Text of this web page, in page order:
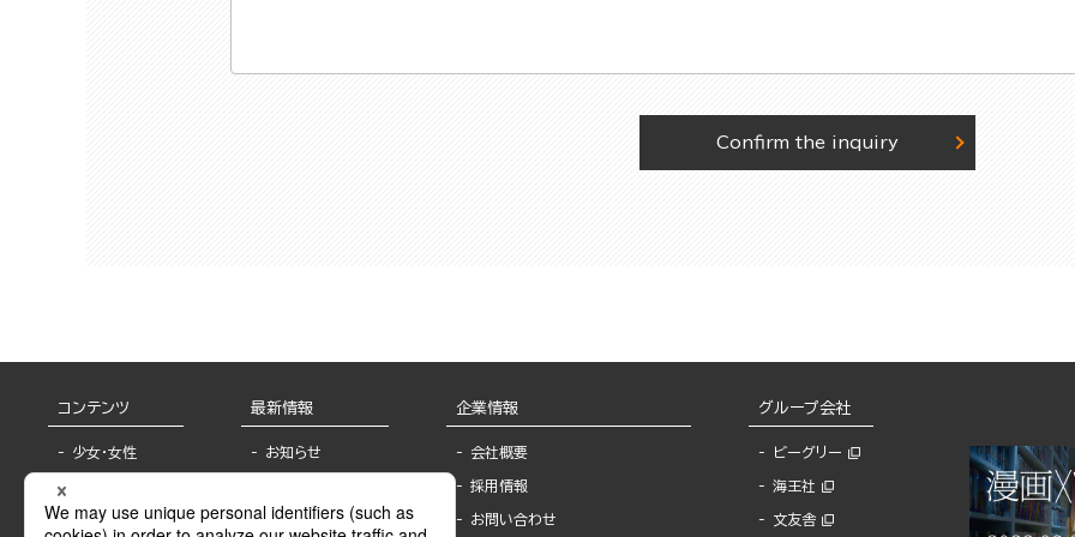
Confirm the inquiry
コンテンツ
少女・女性
BL
最新情報
お知らせ
報
企業情報
会社概要
採用情報
お問い合わせ
グループ会社
ビーグリー
海王社
文友舎